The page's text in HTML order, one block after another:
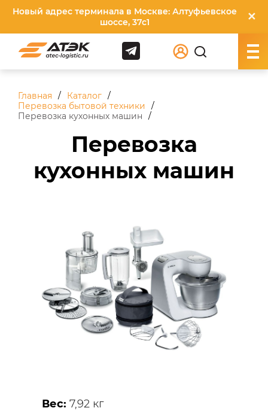
Новый адрес терминала в Москве: Алтуфьевское
шоссе, 37с1
✕
Главная
Каталог
Перевозка бытовой техники
Перевозка кухонных машин
Перевозка
кухонных машин
Вес: 7,92 кг